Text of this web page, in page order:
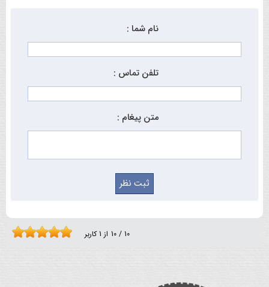
نام شما :
تلفن تماس :
متن پیغام :
10 / 10 از 1کاربر